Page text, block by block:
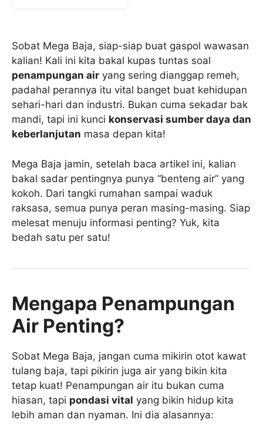
Sobat Mega Baja, siap-siap buat gaspol wawasan
kalian! Kali ini kita bakal kupas tuntas soal
penampungan air yang sering dianggap remeh,
padahal perannya itu vital banget buat kehidupan
sehari-hari dan industri. Bukan cuma sekadar bak
mandi, tapi ini kunci konservasi sumber daya dan
keberlanjutan masa depan kita!
Mega Baja jamin, setelah baca artikel ini, kalian
bakal sadar pentingnya punya “benteng air” yang
kokoh. Dari tangki rumahan sampai waduk
raksasa, semua punya peran masing-masing. Siap
melesat menuju informasi penting? Yuk, kita
bedah satu per satu!
Mengapa Penampungan
Air Penting?
Sobat Mega Baja, jangan cuma mikirin otot kawat
tulang baja, tapi pikirin juga air yang bikin kita
tetap kuat! Penampungan air itu bukan cuma
hiasan, tapi pondasi vital yang bikin hidup kita
lebih aman dan nyaman. Ini dia alasannya: